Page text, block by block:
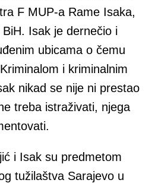
F MUP-a Rame Isaka,
Isak je dernečio i
ubicama o čemu
i kriminalnim
nikad se nije ni prestao
treba istraživati, njega
i Isak su predmetom
tužilaštva Sarajevo u